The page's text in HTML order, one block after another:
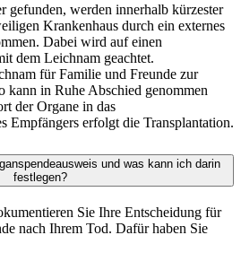
gefunden, werden innerhalb kürzester
Krankenhaus durch ein externes
Dabei wird auf einen
dem Leichnam geachtet.
für Familie und Freunde zur
kann in Ruhe Abschied genommen
der Organe in das
Empfängers erfolgt die Transplantation.
und was kann ich darin
festlegen?
Sie Ihre Entscheidung für
nach Ihrem Tod. Dafür haben Sie